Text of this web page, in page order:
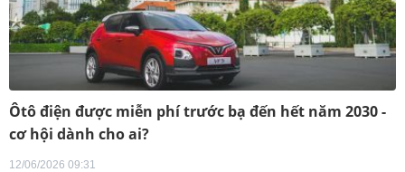
Ôtô điện được miễn phí trước bạ đến hết năm 2030 -
cơ hội dành cho ai?
12/06/2026 09:31